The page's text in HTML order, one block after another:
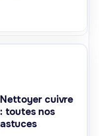
Nettoyer cuivre
: toutes nos
astuces